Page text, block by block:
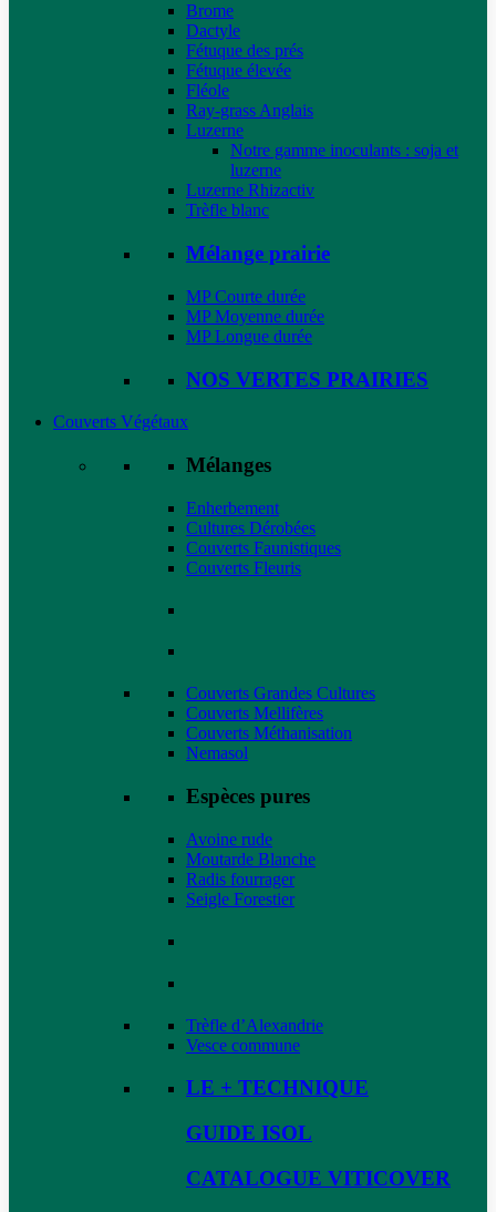
Brome
Dactyle
Fétuque des prés
Fétuque élevée
Fléole
Ray-grass Anglais
Luzerne
Notre gamme inoculants : soja et
luzerne
Luzerne Rhizactiv
Trèfle blanc
Mélange prairie
MP Courte durée
MP Moyenne durée
MP Longue durée
NOS VERTES PRAIRIES
Couverts Végétaux
Mélanges
Enherbement
Cultures Dérobées
Couverts Faunistiques
Couverts Fleuris
Couverts Grandes Cultures
Couverts Mellifères
Couverts Méthanisation
Nemasol
Espèces pures
Avoine rude
Moutarde Blanche
Radis fourrager
Seigle Forestier
Trèfle d’Alexandrie
Vesce commune
LE + TECHNIQUE
GUIDE ISOL
CATALOGUE VITICOVER